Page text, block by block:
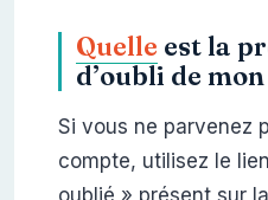
Quelle est la
d’oubli de
Si vous ne parvenez
compte, utilisez le